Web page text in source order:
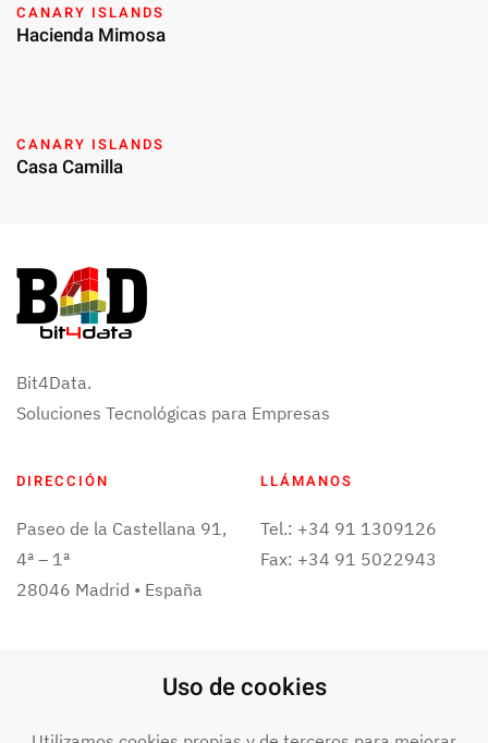
CANARY ISLANDS
Hacienda Mimosa
CANARY ISLANDS
Casa Camilla
Bit4Data.
Soluciones Tecnológicas para Empresas
DIRECCIÓN
Paseo de la Castellana 91,
4ª – 1ª
28046 Madrid • España
LLÁMANOS
Tel.: +34 91 1309126
Fax: +34 91 5022943
Uso de cookies